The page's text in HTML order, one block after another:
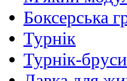
Боксерська
Турнік
Турнік-бруси